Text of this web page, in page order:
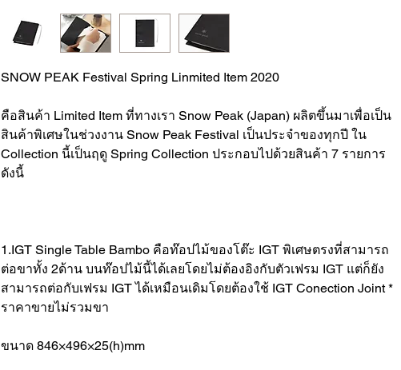
SNOW PEAK Festival Spring Linmited Item 2020
คือสินค้า Limited Item ที่ทางเรา Snow Peak (Japan) ผลิตขึ้นมาเพื่อเป็น
สินค้าพิเศษในช่วงงาน Snow Peak Festival เป็นประจำของทุกปี ใน
Collection นี้เป็นฤดู Spring Collection ประกอบไปด้วยสินค้า 7 รายการ
ดังนี้
1.IGT Single Table Bambo คือท๊อปไม้ของโต๊ะ IGT พิเศษตรงที่สามารถ
ต่อขาทั้ง 2ด้าน บนท๊อปไม้นี้ได้เลยโดยไม่ต้องอิงกับตัวเฟรม IGT แต่ก็ยัง
สามารถต่อกับเฟรม IGT ได้เหมือนเดิมโดยต้องใช้ IGT Conection Joint *
ราคาขายไม่รวมขา
ขนาด 846×496×25(h)mm